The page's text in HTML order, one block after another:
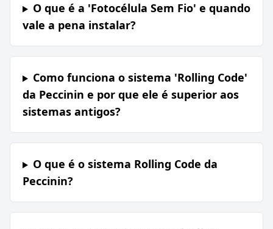
O que é a 'Fotocélula Sem Fio' e quando
vale a pena instalar?
Como funciona o sistema 'Rolling Code'
da Peccinin e por que ele é superior aos
sistemas antigos?
O que é o sistema Rolling Code da
Peccinin?